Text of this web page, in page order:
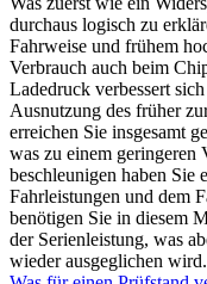
durchaus logisch zu
Fahrweise und frühem
Verbrauch auch beim
Ladedruck verbessert
Ausnutzung des früher
erreichen Sie insgesamt
was zu einem geringeren
beschleunigen haben Sie
Fahrleistungen und dem
benötigen Sie in diesem
der Serienleistung, was
wieder ausgeglichen wird.